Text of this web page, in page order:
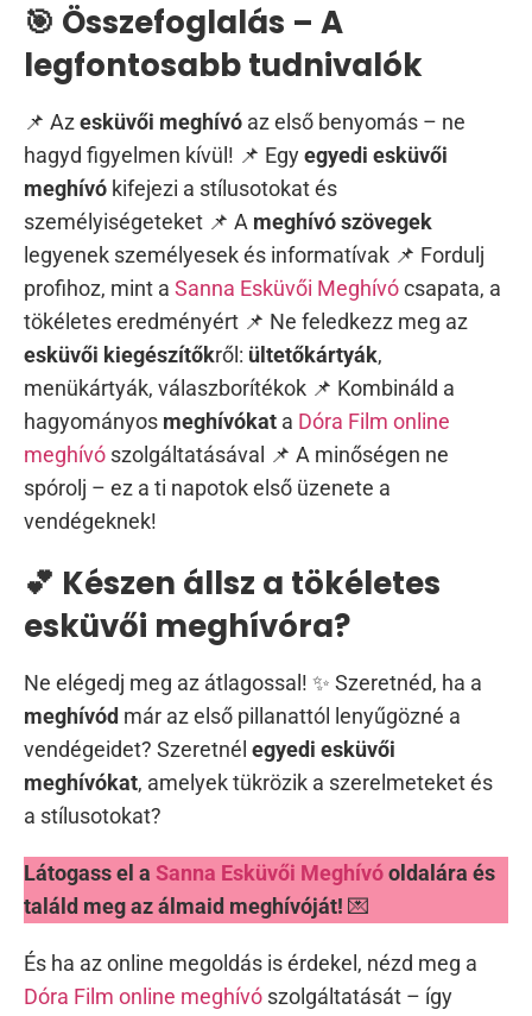
🎯 Összefoglalás – A
legfontosabb tudnivalók
📌 Azesküvői meghívó az első benyomás – ne
hagyd figyelmen kívül! 📌 Egyegyedi esküvői
meghívó kifejezi a stílusotokat és
személyiségeteket 📌 A meghívó szövegek
legyenek személyesek és informatívak 📌 Fordulj
profihoz, mint a Sanna Esküvői Meghívócsapata, a
tökéletes eredményért 📌 Ne feledkezz meg az
esküvői kiegészítőkről: ültetőkártyák,
menükártyák, válaszborítékok 📌 Kombináld a
hagyományos meghívókat a Dóra Film online
meghívó szolgáltatásával 📌 A minőségen ne
spórolj – ez a ti napotok első üzenete a
vendégeknek!
💕 Készen állsz a tökéletes
esküvői meghívóra?
Ne elégedj meg az átlagossal! ✨ Szeretnéd, ha a
meghívód már az első pillanattól lenyűgözné a
vendégeidet? Szeretnél egyedi esküvői
meghívókat, amelyek tükrözik a szerelmeteket és
a stílusotokat?
Látogass el a Sanna Esküvői Meghívóoldalára és
találd meg az álmaid meghívóját! 💌
És ha az online megoldás is érdekel, nézd meg a
Dóra Film online meghívó szolgáltatását – így